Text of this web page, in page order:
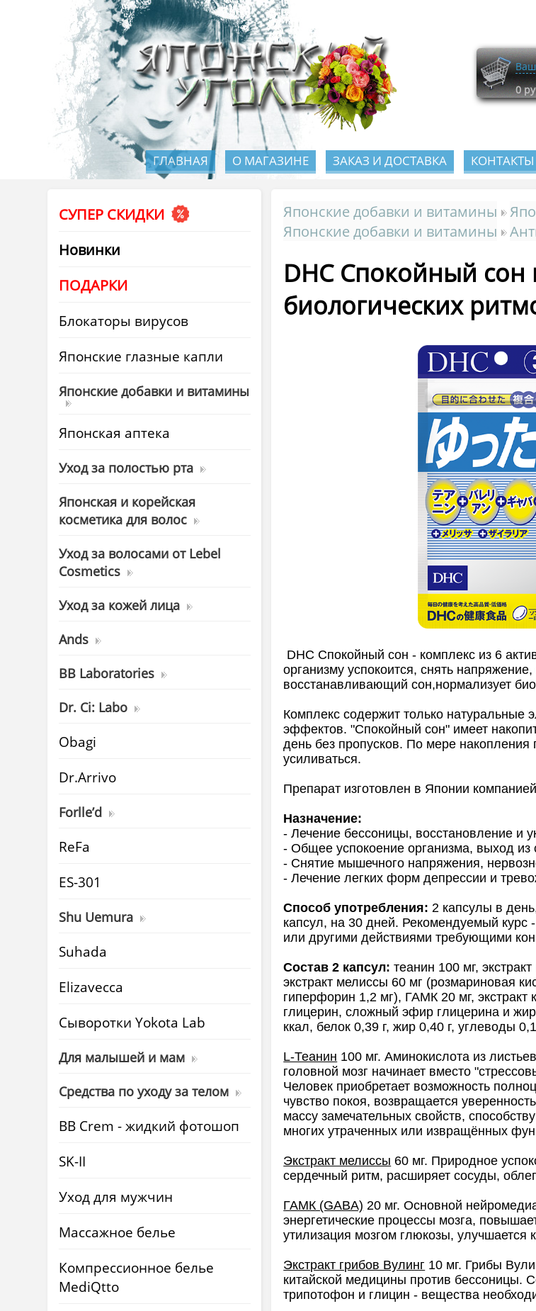
0
ГЛАВНАЯ О МАГАЗИНЕ ЗАКАЗ И ДОСТАВКА КОНТАКТЫ
СУПЕР СКИДКИ
Новинки
ПОДАРКИ
Блокаторы вирусов
Японские глазные капли
Японские добавки и витамины
Японская аптека
Уход за полостью рта
Японская и корейская
косметика для волос
Уход за волосами от Lebel
Cosmetics
Уход за кожей лица
Ands
BB Laboratories
Dr. Ci: Labo
Obagi
Dr.Arrivo
Forlle’d
ReFa
ES-301
Shu Uemura
Suhada
Elizavecca
Cыворотки Yokota Lab
Для малышей и мам
Средства по уходу за телом
BB Crem - жидкий фотошоп
SK-II
Уход для мужчин
Массажное белье
Компрессионное белье
MediQtto
Японские добавки и витамины
Японские добавки и витамины
DHC Спокойный
биологических
DHC Спокойный сон - комплекс из 6
организму успокоится, снять
восстанавливающий сон,нормализует
Комплекс содержит только
эффектов. "Спокойный сон" имеет
день без пропусков. По мере
усиливаться.
Препарат изготовлен в Японии
Назначение:
- Лечение бессоницы, восстановление и
- Общее успокоение организма, выход из
- Снятие мышечного напряжения,
- Лечение легких форм депрессии и
Способ употребления: 2 капсулы в
капсул, на 30 дней. Рекомендуемый
или другими действиями требующими
Состав 2 капсул:теанин 100 мг,
экстракт мелиссы 60 мг (розмариновая
гиперфорин 1,2 мг), ГАМК 20 мг,
глицерин, сложный эфир глицерина и
ккал, белок 0,39 г, жир 0,40 г, углеводы
L-Теанин 100 мг. Аминокислота из
головной мозг начинает вместо
Человек приобретает возможность
чувство покоя, возвращается
массу замечательных свойств,
многих утраченных или извращённых
Экстракт мелиссы 60 мг. Природное
сердечный ритм, расширяет сосуды,
ГАМК (GABA) 20 мг. Основной
энергетические процессы мозга,
утилизация мозгом глюкозы, улучшается
Экстракт грибов Вулинг 10 мг. Грибы
китайской медицины против бессоницы.
трипотофон и глицин - вещества